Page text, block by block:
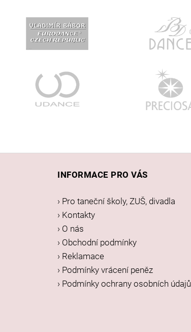
INFORMACE PRO VÁS
› Pro taneční školy, ZUŠ, divadla
› Kontakty
› O nás
› Obchodní podmínky
› Reklamace
› Podmínky vrácení peněz
› Podmínky ochrany osobních údajů